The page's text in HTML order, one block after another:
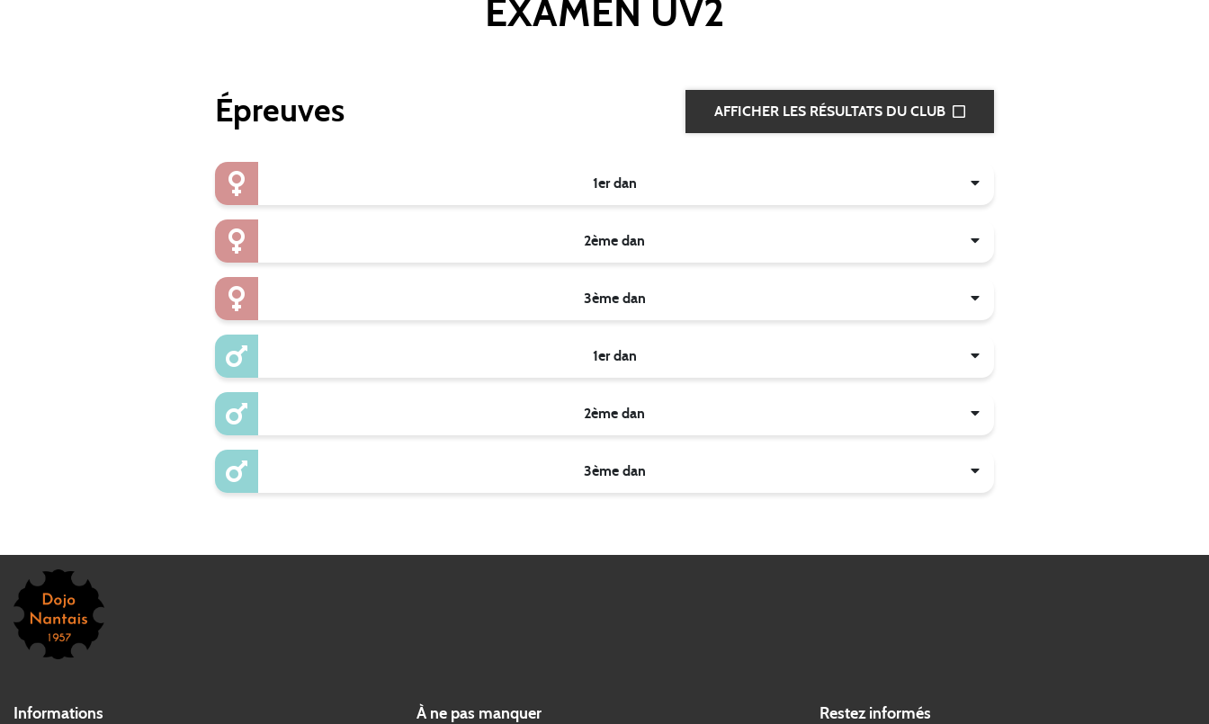
EXAMEN UV2
Épreuves AFFICHER LES RÉSULTATS DU CLUB
1er dan
2ème dan
3ème dan
1er dan
2ème dan
3ème dan
Informations À ne pas manquer Restez informés